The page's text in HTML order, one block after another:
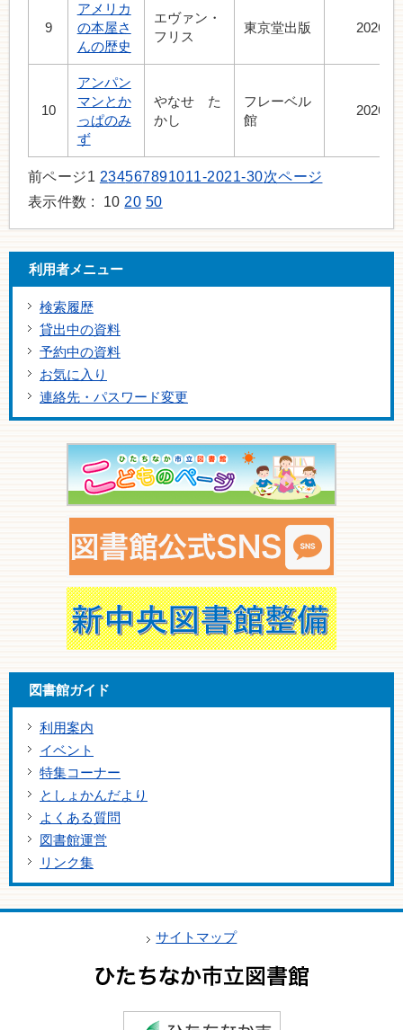
9
アメリカ
の本屋さ
んの歴史
エヴァン・
フリス
東京堂出版 2026.8
10
アンパン
マンとか
っぱのみ
ず
やなせ た
かし
フレーベル
館
2026.7
前ページ1 234567891011-2021-30次ページ
表示件数 : 10 20 50
利用者メニュー
検索履歴
貸出中の資料
予約中の資料
お気に入り
連絡先・パスワード変更
図書館ガイド
利用案内
イベント
特集コーナー
としょかんだより
よくある質問
図書館運営
リンク集
サイトマップ